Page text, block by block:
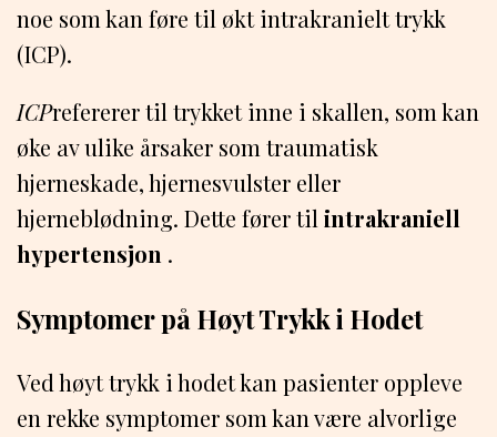
noe som kan føre til økt intrakranielt trykk
(ICP).
ICPrefererer til trykket inne i skallen, som kan
øke av ulike årsaker som traumatisk
hjerneskade, hjernesvulster eller
hjerneblødning. Dette fører tilintrakraniell
hypertensjon .
Symptomer på Høyt Trykk i Hodet
Ved høyt trykk i hodet kan pasienter oppleve
en rekke symptomer som kan være alvorlige